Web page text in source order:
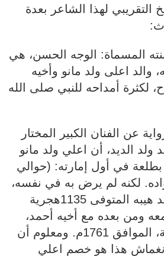
التقريبي لهذا الشاعر بعدة
المسماة: الوجه الحسن، هي
والد اعلى ولد مانو وأخيه
لكثرة أمداحه للنبي صلى الله
عن الفنان الكبير المختار
ولد الديد، أن اعلي ولد مانو
في أول إمارته: (حوالي
جواده. لكنه لم يرض به في نفسه،
فذهب إلى محمد ولد هيبه المتوفى 1135هجرية
ومن بعده مع أخيه أحمد،
المتوفى 1175هجرية، الموافق 1761م. ومعلوم أن
نغماش هذا هو خصم اعلي